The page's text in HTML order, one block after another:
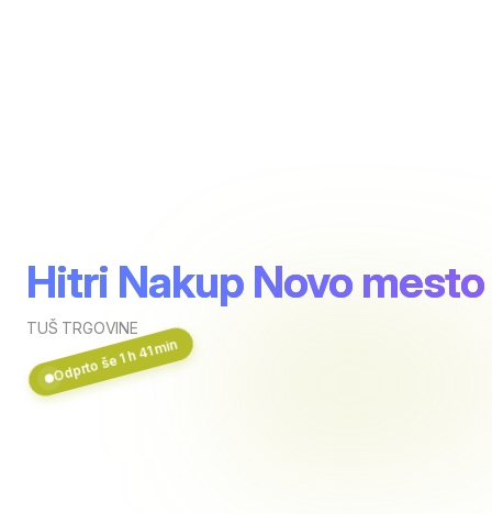
Hitri Nakup Novo mesto
TUŠ TRGOVINE
Odprto še 1 h 41 min